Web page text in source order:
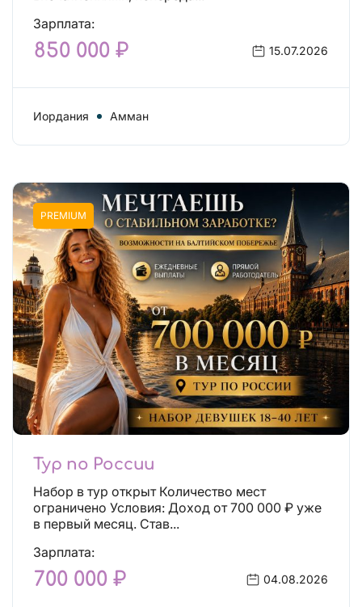
Зарплата:
850 000 ₽ 15.07.2026
Иордания Амман
PREMIUM
Тур по России
Набор в тур открыт Количество мест
ограничено Условия: Доход от 700 000 ₽ уже
в первый месяц. Став...
Зарплата:
700 000 ₽ 04.08.2026